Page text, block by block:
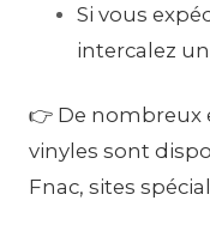
Si vous
intercalez
👉 De nombreux
vinyles sont
Fnac, sites